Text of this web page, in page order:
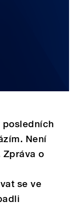
posledních
Není
o
se ve